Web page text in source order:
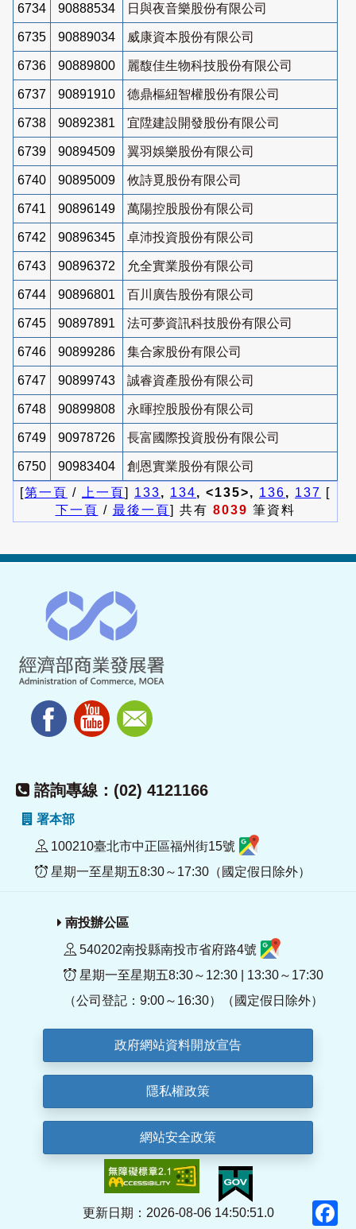
6734 90888534 日與夜音樂股份有限公司
6735 90889034 威康資本股份有限公司
6736 90889800 麗馥佳生物科技股份有限公司
6737 90891910 德鼎樞紐智權股份有限公司
6738 90892381 宜陞建設開發股份有限公司
6739 90894509 翼羽娛樂股份有限公司
6740 90895009 攸詩覓股份有限公司
6741 90896149 萬陽控股股份有限公司
6742 90896345 卓沛投資股份有限公司
6743 90896372 允全實業股份有限公司
6744 90896801 百川廣告股份有限公司
6745 90897891 法可夢資訊科技股份有限公司
6746 90899286 集合家股份有限公司
6747 90899743 誠睿資產股份有限公司
6748 90899808 永暉控股股份有限公司
6749 90978726 長富國際投資股份有限公司
6750 90983404
創恩實業股份有限公司
[第一頁 / 上一頁] 133, 134, <135>, 136, 137 [
下一頁 / 最後一頁] 共有 8039 筆資料
諮詢專線：(02) 4121166
署本部
100210臺北市中正區福州街15號
星期一至星期五8:30～17:30（國定假日除外）
南投辦公區
540202南投縣南投市省府路4號
星期一至星期五8:30～12:30 | 13:30～17:30
（公司登記：9:00～16:30）（國定假日除外）
政府網站資料開放宣告
隱私權政策
網站安全政策
更新日期：2026-08-06 14:50:51.0